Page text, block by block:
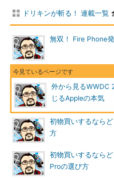
ドリキンが斬る！ 連載一覧
無双！ Fire Phone
外から見る
じるAppleの本気
初物買いするなら
方
初物買いするなら
Proの選び方